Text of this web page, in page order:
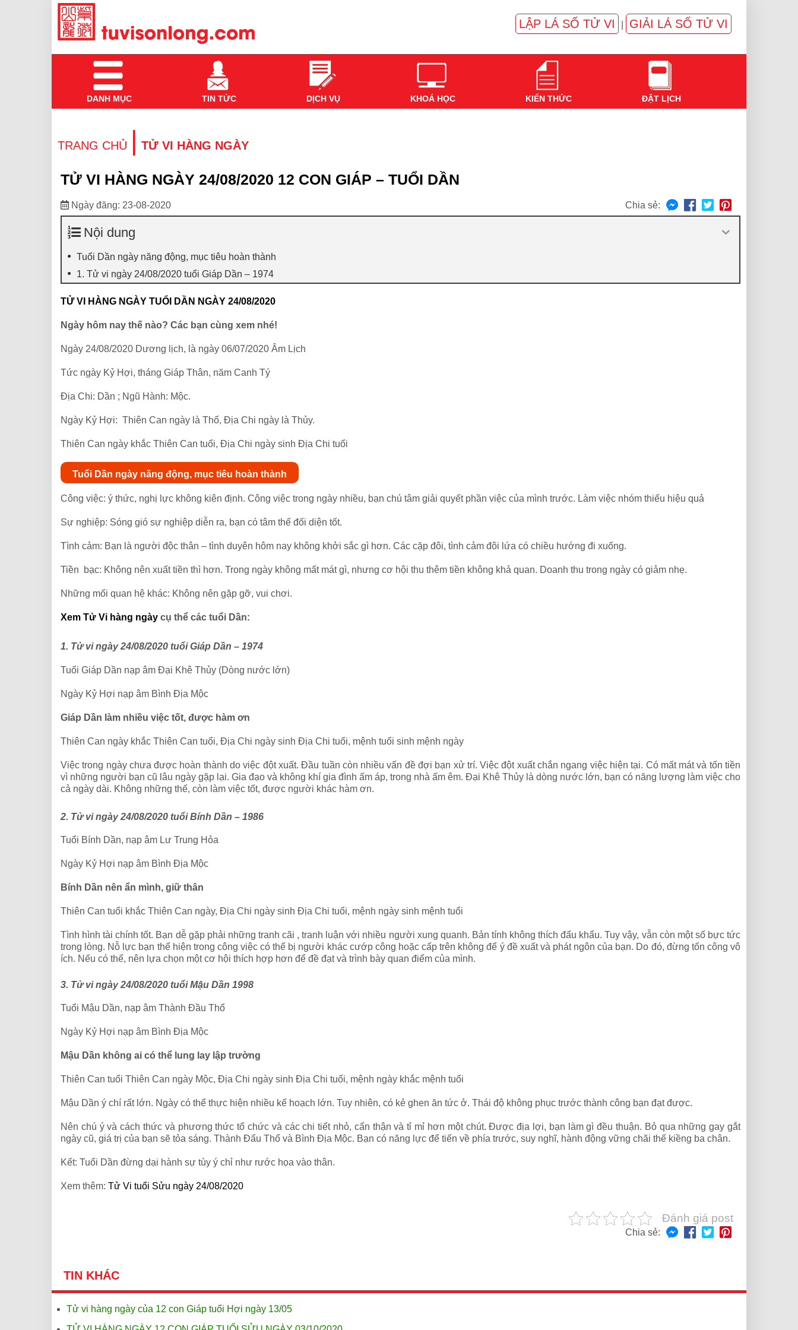
LẬP LÁ SỐ TỬ VI GIẢI LÁ SỐ TỬ VI
DANH MỤC TIN TỨC DỊCH VỤ KHOÁ HỌC KIẾN THỨC ĐẶT LỊCH
TRANG CHỦ | TỬ VI HÀNG NGÀY
TỬ VI HÀNG NGÀY 24/08/2020 12 CON GIÁP – TUỔI DẦN
Ngày đăng: 23-08-2020 Chia sẻ:
Nội dung
Tuổi Dần ngày năng động, mục tiêu hoàn thành
1. Tử vi ngày 24/08/2020 tuổi Giáp Dần – 1974
TỬ VI HÀNG NGÀY TUỔI DẦN NGÀY 24/08/2020
Ngày hôm nay thế nào? Các bạn cùng xem nhé!
Ngày 24/08/2020 Dương lịch, là ngày 06/07/2020 Âm Lịch
Tức ngày Kỷ Hợi, tháng Giáp Thân, năm Canh Tý
Địa Chi: Dần ; Ngũ Hành: Mộc.
Ngày Kỷ Hợi: Thiên Can ngày là Thổ, Địa Chi ngày là Thủy.
Thiên Can ngày khắc Thiên Can tuổi, Địa Chi ngày sinh Địa Chi tuổi
Tuổi Dần ngày năng động, mục tiêu hoàn thành
Công việc: ý thức, nghị lực không kiên định. Công việc trong ngày nhiều, bạn chú tâm giải quyết phần việc của mình trước. Làm việc nhóm thiếu hiệu quả
Sự nghiệp: Sóng gió sự nghiệp diễn ra, bạn có tâm thế đối diện tốt.
Tình cảm: Bạn là người độc thân – tình duyên hôm nay không khởi sắc gì hơn. Các cặp đôi, tình cảm đôi lứa có chiều hướng đi xuống.
Tiền bạc: Không nên xuất tiền thì hơn. Trong ngày không mất mát gì, nhưng cơ hội thu thêm tiền không khả quan. Doanh thu trong ngày có giảm nhẹ.
Những mối quan hệ khác: Không nên gặp gỡ, vui chơi.
Xem Tử Vi hàng ngày cụ thể các tuổi Dần:
1. Tử vi ngày 24/08/2020 tuổi Giáp Dần – 1974
Tuổi Giáp Dần nạp âm Đại Khê Thủy (Dòng nước lớn)
Ngày Kỷ Hợi nạp âm Bình Địa Mộc
Giáp Dần làm nhiều việc tốt, được hàm ơn
Thiên Can ngày khắc Thiên Can tuổi, Địa Chi ngày sinh Địa Chi tuổi, mệnh tuổi sinh mệnh ngày
Việc trong ngày chưa được hoàn thành do việc đột xuất. Đầu tuần còn nhiều vấn đề đợi bạn xử trí. Việc đột xuất chắn ngang việc hiện tại. Có mất mát và tốn tiền
vì những người bạn cũ lâu ngày gặp lại. Gia đạo và không khí gia đình ấm áp, trong nhà ấm êm. Đại Khê Thủy là dòng nước lớn, bạn có năng lượng làm việc cho
cả ngày dài. Không những thế, còn làm việc tốt, được người khác hàm ơn.
2. Tử vi ngày 24/08/2020 tuổi Bính Dần – 1986
Tuổi Bính Dần, nạp âm Lư Trung Hỏa
Ngày Kỷ Hợi nạp âm Bình Địa Mộc
Bính Dần nên ẩn mình, giữ thân
Thiên Can tuổi khắc Thiên Can ngày, Địa Chi ngày sinh Địa Chi tuổi, mệnh ngày sinh mệnh tuổi
Tình hình tài chính tốt. Bạn dễ gặp phải những tranh cãi , tranh luận với nhiều người xung quanh. Bản tính không thích đấu khẩu. Tuy vậy, vẫn còn một số bực tức
trong lòng. Nỗ lực bạn thể hiện trong công việc có thể bị người khác cướp công hoặc cấp trên không để ý đề xuất và phát ngôn của bạn. Do đó, đừng tốn công vô
ích. Nếu có thể, nên lựa chọn một cơ hội thích hợp hơn để đề đạt và trình bày quan điểm của mình.
3. Tử vi ngày 24/08/2020 tuổi Mậu Dần 1998
Tuổi Mậu Dần, nạp âm Thành Đầu Thổ
Ngày Kỷ Hợi nạp âm Bình Địa Mộc
Mậu Dần không ai có thể lung lay lập trường
Thiên Can tuổi Thiên Can ngày Mộc, Địa Chi ngày sinh Địa Chi tuổi, mệnh ngày khắc mệnh tuổi
Mậu Dần ý chí rất lớn. Ngày có thể thực hiện nhiều kế hoạch lớn. Tuy nhiên, có kẻ ghen ăn tức ở. Thái độ không phục trước thành công bạn đạt được.
Nên chú ý và cách thức và phương thức tổ chức và các chi tiết nhỏ, cẩn thận và tỉ mỉ hơn một chút. Được địa lợi, bạn làm gì đều thuận. Bỏ qua những gay gắt
ngày cũ, giá trị của bạn sẽ tỏa sáng. Thành Đẩu Thổ và Bình Địa Mộc. Bạn có năng lực để tiến về phía trước, suy nghĩ, hành động vững chãi thế kiềng ba chân.
Kết: Tuổi Dần đừng dại hành sự tùy ý chỉ như rước họa vào thân.
Xem thêm: Tử Vi tuổi Sửu ngày 24/08/2020
Đánh giá post
Chia sẻ:
TIN KHÁC
Tử vi hàng ngày của 12 con Giáp tuổi Hợi ngày 13/05